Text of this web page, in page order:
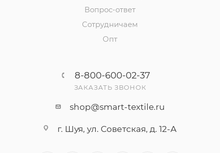
Вопрос-ответ
Сотрудничаем
Опт
8-800-600-02-37
ЗАКАЗАТЬ ЗВОНОК
shop@smart-textile.ru
г. Шуя, ул. Советская, д. 12-А